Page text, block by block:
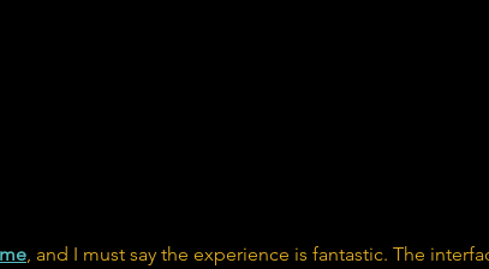
, and I must say the experience is fantastic. The